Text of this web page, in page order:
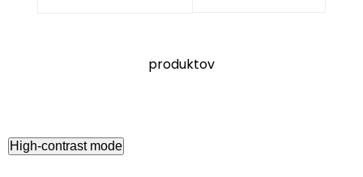
produktov
High-contrast mode